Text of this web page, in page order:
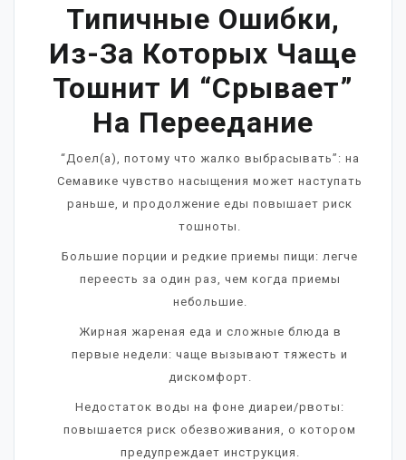
Типичные Ошибки,
Из-За Которых Чаще
Тошнит И “срывает”
На Переедание
“Доел(а), потому что жалко выбрасывать”: на
Семавике чувство насыщения может наступать
раньше, и продолжение еды повышает риск
тошноты.
Большие порции и редкие приемы пищи: легче
переесть за один раз, чем когда приемы
небольшие.
Жирная жареная еда и сложные блюда в
первые недели: чаще вызывают тяжесть и
дискомфорт.
Недостаток воды на фоне диареи/рвоты:
повышается риск обезвоживания, о котором
предупреждает инструкция.